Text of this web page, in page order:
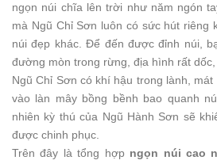
ngọn núi chĩa lên trời như năm ngón
mà Ngũ Chỉ Sơn luôn có sức hút riêng
núi đẹp khác. Để đến được đỉnh núi,
đường mòn trong rừng, địa hình rất dốc,
Ngũ Chỉ Sơn có khí hậu trong lành,
vào làn mây bồng bềnh bao quanh
nhiên kỳ thú của Ngũ Hành Sơn sẽ
được chinh phục.
Trên đây là tổng hợpngọn núi cao